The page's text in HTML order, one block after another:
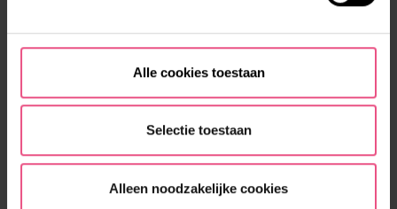
Alle cookies toestaan
Selectie toestaan
Alleen noodzakelijke cookies